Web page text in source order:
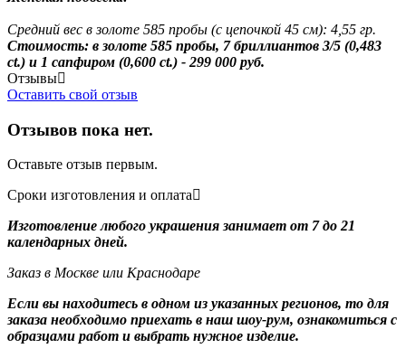
Средний вес в золоте 585 пробы (с цепочкой 45 см): 4,55 гр.
Стоимость: в золоте 585 пробы, 7 бриллиантов 3/5 (0,483
ct.) и 1 сапфиром (0,600 ct.) - 299 000 руб.
Отзывы
Оставить свой отзыв
Отзывов пока нет.
Оставьте отзыв первым.
Сроки изготовления и оплата
Изготовление любого украшения занимает от 7 до 21
календарных дней.
Заказ в Москве или Краснодаре
Если вы находитесь в одном из указанных регионов, то для
заказа необходимо приехать в наш шоу-рум, ознакомиться с
образцами работ и выбрать нужное изделие.